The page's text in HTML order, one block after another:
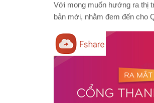
Với mong muốn hướng ra thị
bản mới, nhằm đem đến cho